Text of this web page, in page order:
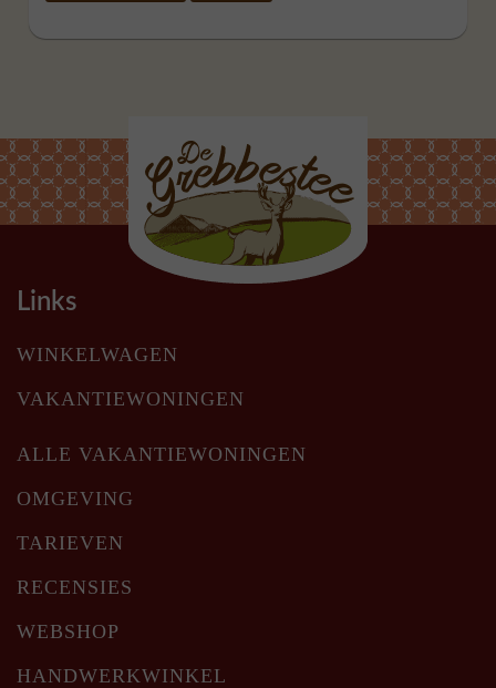
Links
WINKELWAGEN
VAKANTIEWONINGEN
ALLE VAKANTIEWONINGEN
OMGEVING
TARIEVEN
RECENSIES
WEBSHOP
HANDWERKWINKEL